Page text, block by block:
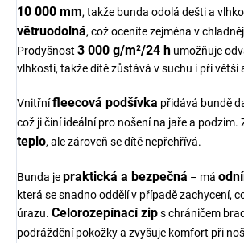
10 000 mm, takže bunda odolá dešti a
větruodolná, což oceníte zejména v
Prodyšnost 3 000 g/m²/24 h umožňuje
vlhkosti, takže dítě zůstává v suchu i při větší
Vnitřnífleecová podšívka přidává bundě
což ji činí ideální pro nošení na jaře a podzim.
teplo, ale zároveň se dítě nepřehřívá.
Bunda jepraktická a bezpečná – má
která se snadno oddělí v případě zachycení,
úrazu. Celorozepínací zips chráničem
podráždění pokožky a zvyšuje komfort při